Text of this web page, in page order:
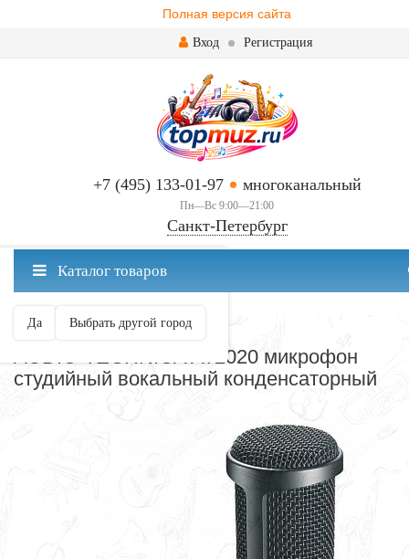
Полная версия сайта
Вход Регистрация
+7 (495) 133-01-97 многоканальный
Пн—Вс 9:00—21:00
Санкт-Петербург
Санкт-Петербург ваш город?
Да Выбрать другой город
Каталог товаров
МИКРОФОНЫ
AUDIO-TECHNICA AT2020 микрофон
студийный вокальный конденсаторный